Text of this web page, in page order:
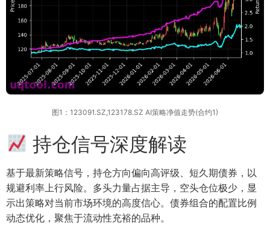
图1：123091.SZ,123178.SZ AI策略净值走势(合约1)
持仓信号深度解读
基于最新策略信号，持仓方向偏向高评级、短久期债券，以
规避利率上行风险。多头力量占据主导，空头仓位极少，显
示出策略对当前市场环境的高度信心。债券组合的配置比例
动态优化，聚焦于流动性充裕的品种。